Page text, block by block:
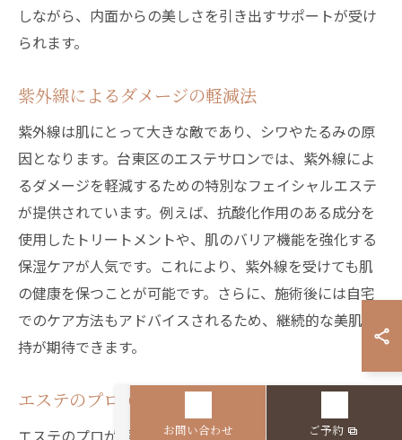
しながら、内面からの美しさを引き出すサポートが受け
られます。
紫外線によるダメージの軽減法
紫外線は肌にとって大きな敵であり、シワやたるみの原
因となります。台東区のエステサロンでは、紫外線によ
るダメージを軽減するための特別なフェイシャルエステ
が提供されています。例えば、抗酸化作用のある成分を
使用したトリートメントや、肌のバリア機能を強化する
保湿ケアが人気です。これにより、紫外線を受けても肌
の健康を保つことが可能です。さらに、施術後には自宅
でのケア方法もアドバイスされるため、継続的な美肌維
持が期待できます。
エステのプロが語る美肌の秘訣
エステのプロが語る美肌の秘訣として、第一に挙げられ
お問い合わせ ご予約